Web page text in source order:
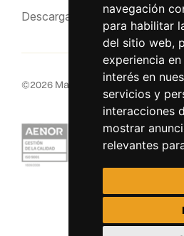
navegación
para habilitar
del sitio web,
experiencia
interés en
servicios y
interacciones
mostrar
relevantes
Descargas
©2026 MacInsular.Derechos